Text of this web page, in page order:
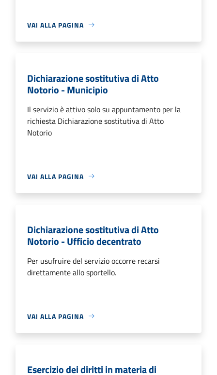
VAI ALLA PAGINA
Dichiarazione sostitutiva di Atto
Notorio - Municipio
Il servizio è attivo solo su appuntamento per la
richiesta Dichiarazione sostitutiva di Atto
Notorio
VAI ALLA PAGINA
Dichiarazione sostitutiva di Atto
Notorio - Ufficio decentrato
Per usufruire del servizio occorre recarsi
direttamente allo sportello.
VAI ALLA PAGINA
Esercizio dei diritti in materia di